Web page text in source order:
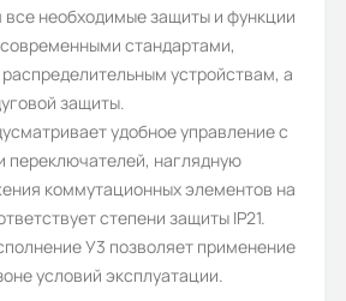
(IP):
Лампы
защиты:
100
необходимые защиты и функции
стандартами,
устройствам, а
защиты.
удобное управление с
переключателей, наглядную
коммутационных элементов на
степени защиты IP21.
У3 позволяет применение
условий эксплуатации.